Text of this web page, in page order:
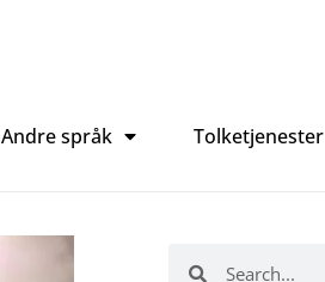
Andre språk Tolketjenester